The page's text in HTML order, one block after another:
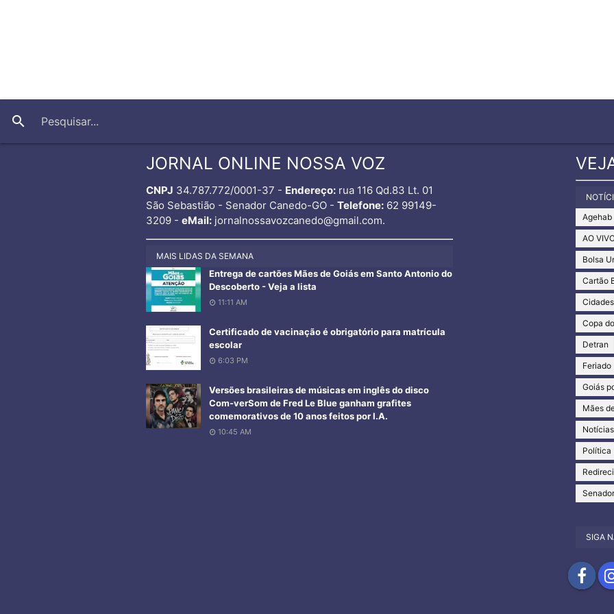
search
JORNAL ONLINE NOSSA VOZ
CNPJ 34.787.772/0001-37 - Endereço:rua 116 Qd.83 Lt. 01
São Sebastião - Senador Canedo-GO - Telefone:62 99149-
3209 - eMail:jornalnossavozcanedo@gmail.com.
MAIS LIDAS DA SEMANA
Entrega de cartões Mães de Goiás em Santo Antonio do
Descoberto - Veja a lista
11:11 AM
Certificado de vacinação é obrigatório para matrícula
escolar
6:03 PM
Versões brasileiras de músicas em inglês do disco
Com-verSom de Fred Le Blue ganham grafites
comemorativos de 10 anos feitos por I.A.
10:45 AM
Agehab
AO
Bolsa
Cartão
Cidades
Copa
Detran
Feriado
Goiás
Mães
Notícias
Política
SIGA